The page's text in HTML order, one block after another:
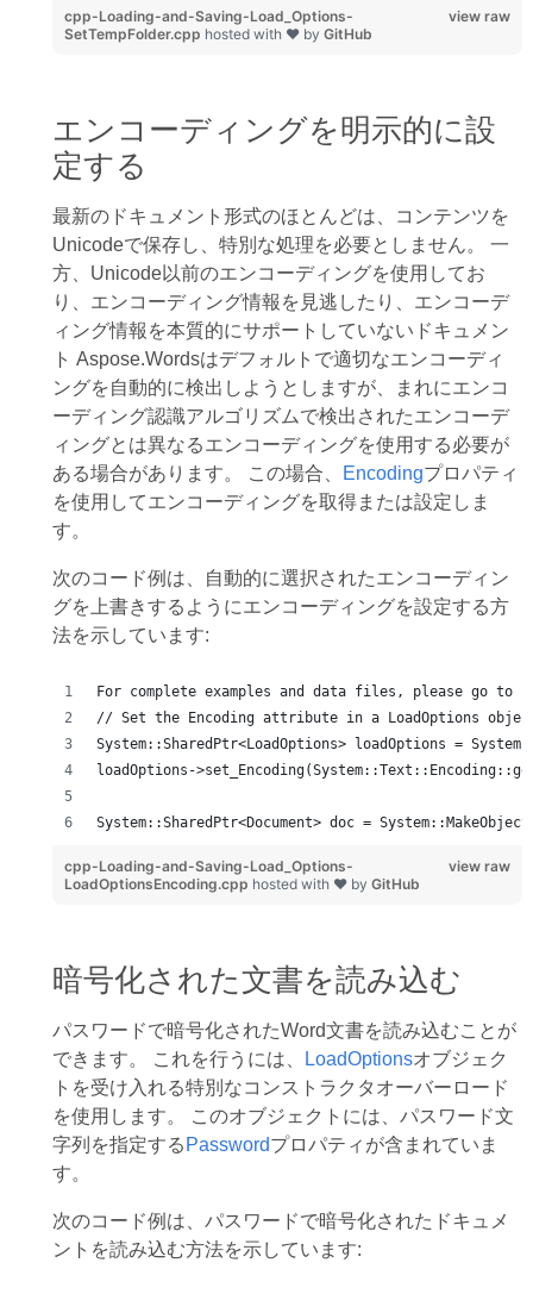
view raw
cpp-Loading-and-Saving-Load_Options-
SetTempFolder.cpp hosted with ❤ by GitHub
エンコーディングを明示的に設
定する
最新のドキュメント形式のほとんどは、コンテンツを
Unicodeで保存し、特別な処理を必要としません。 一
方、Unicode以前のエンコーディングを使用してお
り、エンコーディング情報を見逃したり、エンコーデ
ィング情報を本質的にサポートしていないドキュメン
ト Aspose.Wordsはデフォルトで適切なエンコーディ
ングを自動的に検出しようとしますが、まれにエンコ
ーディング認識アルゴリズムで検出されたエンコーデ
ィングとは異なるエンコーディングを使用する必要が
ある場合があります。 この場合、
Encodingプロパティ
を使用してエンコーディングを取得または設定しま
す。
次のコード例は、自動的に選択されたエンコーディン
グを上書きするようにエンコーディングを設定する方
法を示しています:
For complete examples and data files, please go to
// Set the Encoding attribute in a LoadOptions
System::SharedPtr<LoadOptions> loadOptions =
loadOptions-
System::SharedPtr<Document> doc =
view raw
cpp-Loading-and-Saving-Load_Options-
LoadOptionsEncoding.cpp hosted with ❤ by GitHub
暗号化された文書を読み込む
パスワードで暗号化されたWord文書を読み込むことが
できます。 これを行うには、
LoadOptionsオブジェク
トを受け入れる特別なコンストラクタオーバーロード
を使用します。 このオブジェクトには、パスワード文
字列を指定する Passwordプロパティが含まれていま
す。
次のコード例は、パスワードで暗号化されたドキュメ
ントを読み込む方法を示しています: